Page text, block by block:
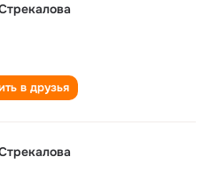
в друзья